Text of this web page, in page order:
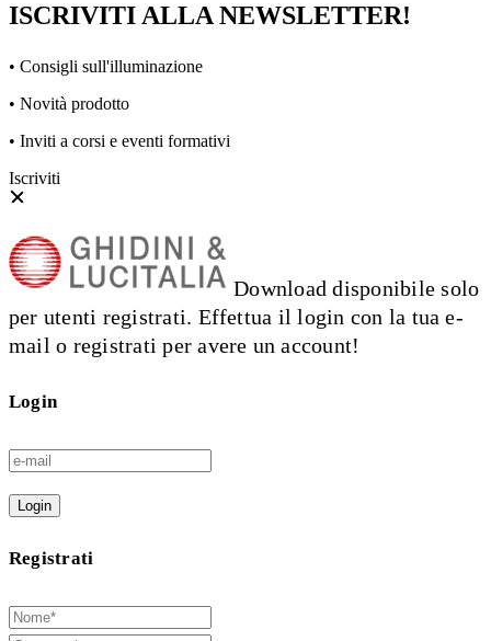
ISCRIVITI ALLA NEWSLETTER!
• Consigli sull'illuminazione
• Novità prodotto
• Inviti a corsi e eventi formativi
Iscriviti
Download disponibile solo
per utenti registrati. Effettua il login con la tua e-
mail o registrati per avere un account!
Login
Login
Registrati